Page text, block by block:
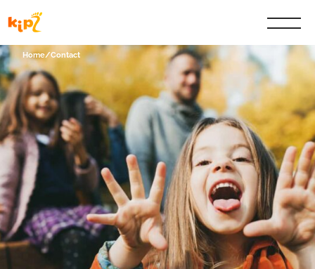
Home/Contact